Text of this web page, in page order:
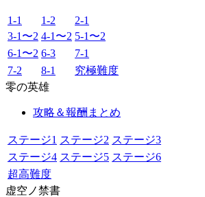
1-1 1-2
2-1
3-1〜2 4-1〜2 5-1〜2
6-1〜2 6-3
7-1
7-2
8-1
究極難度
零の英雄
攻略＆報酬まとめ
ステージ1 ステージ2 ステージ3
ステージ4 ステージ5 ステージ6
超高難度
虚空ノ禁書